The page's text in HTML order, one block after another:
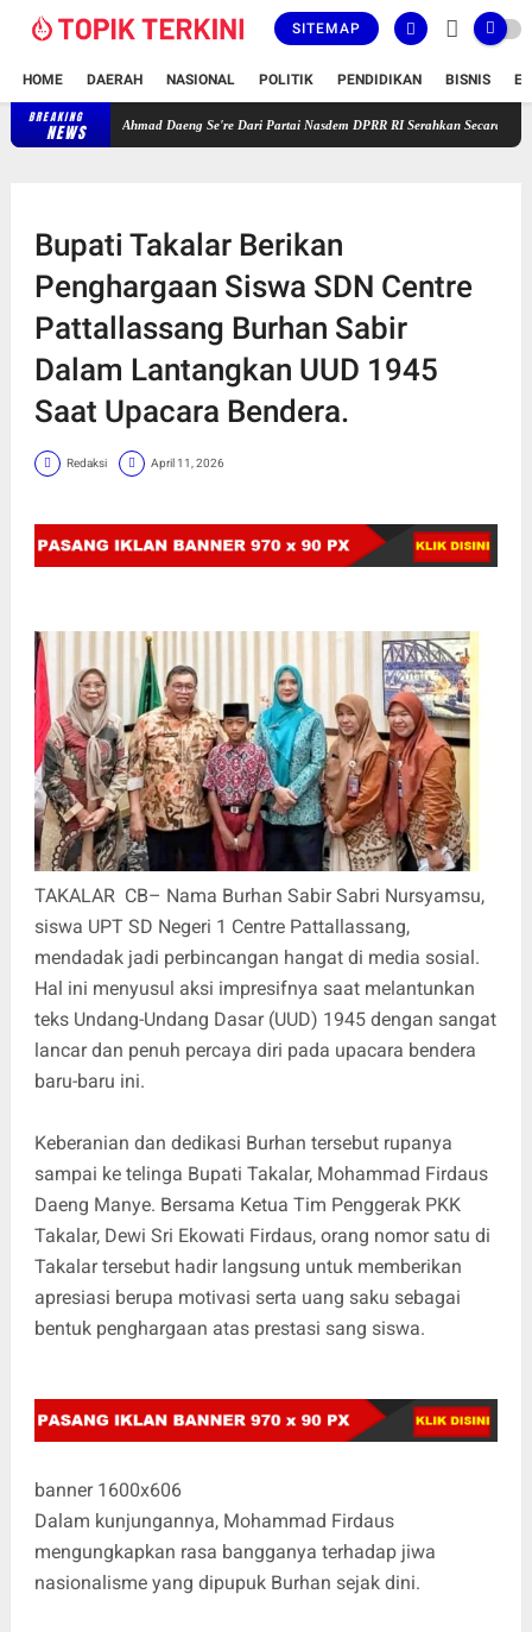
SITEMAP
HOME DAERAH NASIONAL POLITIK PENDIDIKAN BISNIS
BREAKING
NEWS Gelar Reses Masa Persidangan V Tahun 2025-2026, H. Ahmad Daeng
Bupati Takalar Berikan
Penghargaan Siswa SDN Centre
Pattallassang Burhan Sabir
Dalam Lantangkan UUD 1945
Saat Upacara Bendera.
Redaksi April 11, 2026
TAKALAR CB– Nama Burhan Sabir Sabri Nursyamsu,
siswa UPT SD Negeri 1 Centre Pattallassang,
mendadak jadi perbincangan hangat di media sosial.
Hal ini menyusul aksi impresifnya saat melantunkan
teks Undang-Undang Dasar (UUD) 1945 dengan sangat
lancar dan penuh percaya diri pada upacara bendera
baru-baru ini.
Keberanian dan dedikasi Burhan tersebut rupanya
sampai ke telinga Bupati Takalar, Mohammad Firdaus
Daeng Manye. Bersama Ketua Tim Penggerak PKK
Takalar, Dewi Sri Ekowati Firdaus, orang nomor satu di
Takalar tersebut hadir langsung untuk memberikan
apresiasi berupa motivasi serta uang saku sebagai
bentuk penghargaan atas prestasi sang siswa.
banner 1600x606
Dalam kunjungannya, Mohammad Firdaus
mengungkapkan rasa bangganya terhadap jiwa
nasionalisme yang dipupuk Burhan sejak dini.